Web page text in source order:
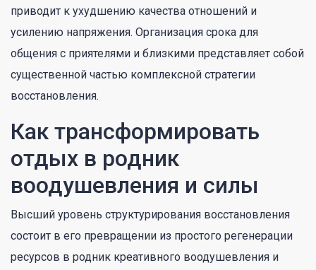
приводит к ухудшению качества отношений и
усилению напряжения. Организация срока для
общения с приятелями и близкими представляет собой
существенной частью комплексной стратегии
восстановления.
Как трансформировать
отдых в родник
воодушевления и силы
Высший уровень структурирования восстановления
состоит в его превращении из простого регенерации
ресурсов в родник креативного воодушевления и